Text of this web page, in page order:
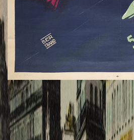
TWITTER PINTEREST